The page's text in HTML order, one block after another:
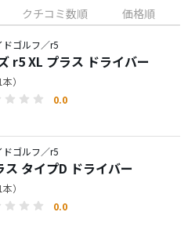
クチコミ数順 価格順
ドゴルフ／r5
r5 XL プラス ドライバー
）
0.0
ドゴルフ／r5
ス タイプD ドライバー
）
0.0